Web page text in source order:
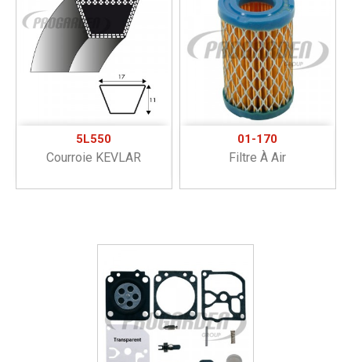
5L550
Courroie KEVLAR
01-170
Filtre À Air